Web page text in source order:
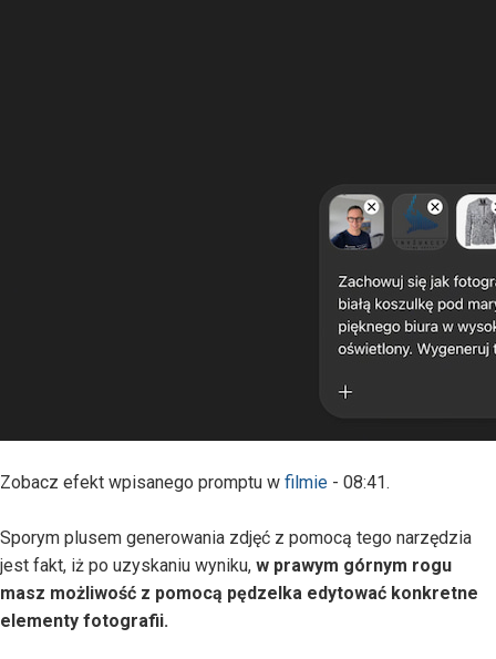
Zobacz efekt wpisanego promptu w filmie - 08:41.
Sporym plusem generowania zdjęć z pomocą tego narzędzia
jest fakt, iż po uzyskaniu wyniku, w prawym górnym rogu
masz możliwość z pomocą pędzelka edytować konkretne
elementy fotografii.